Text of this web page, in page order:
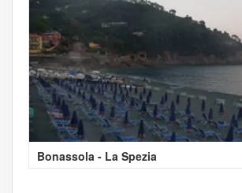
Bonassola - La Spezia